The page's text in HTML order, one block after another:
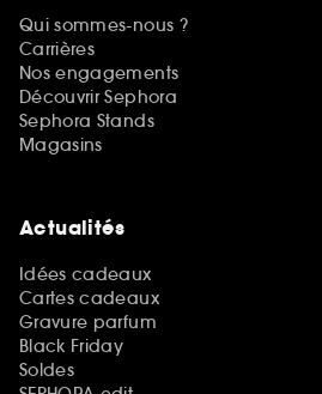
Qui sommes-nous ?
Carrières
Nos engagements
Découvrir Sephora
Sephora Stands
Magasins
Actualités
Idées cadeaux
Cartes cadeaux
Gravure parfum
Black Friday
Soldes